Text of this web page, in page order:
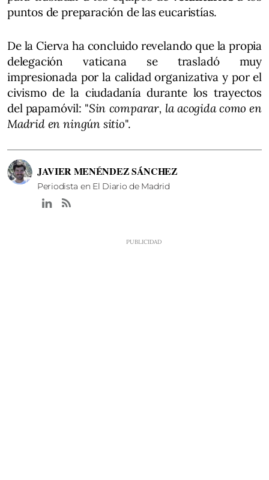
puntos de preparación de las eucaristías.
De la Cierva ha concluido revelando que la propia
delegación vaticana se trasladó muy
impresionada por la calidad organizativa y por el
civismo de la ciudadanía durante los trayectos
del papamóvil: "Sin comparar, la acogida como en
Madrid en ningún sitio".
JAVIER MENÉNDEZ SÁNCHEZ
Periodista en El Diario de Madrid